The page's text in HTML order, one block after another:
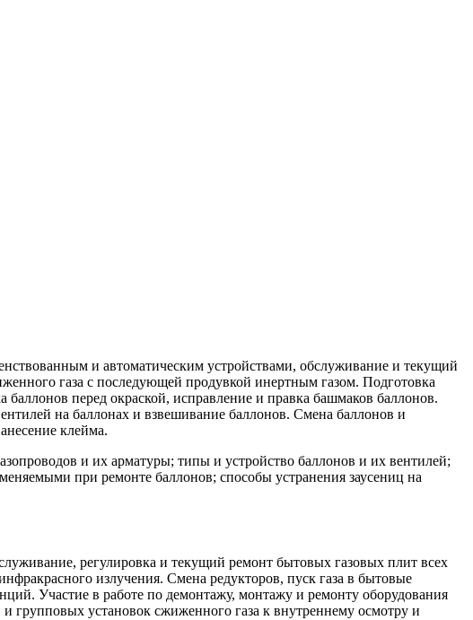
и автоматическим устройствами, обслуживание и текущий
газа с последующей продувкой инертным газом. Подготовка
перед окраской, исправление и правка башмаков баллонов.
на баллонах и взвешивание баллонов. Смена баллонов и
клейма.
и их арматуры; типы и устройство баллонов и их вентилей;
при ремонте баллонов; способы устранения заусениц на
регулировка и текущий ремонт бытовых газовых плит всех
излучения. Смена редукторов, пуск газа в бытовые
Участие в работе по демонтажу, монтажу и ремонту оборудования
и групповых установок сжиженного газа к внутреннему осмотру и